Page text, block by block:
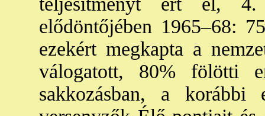
elődöntőjében 1965–68:
ezekért megkapta a
válogatott, 80% fölötti
sakkozásban, a korábbi